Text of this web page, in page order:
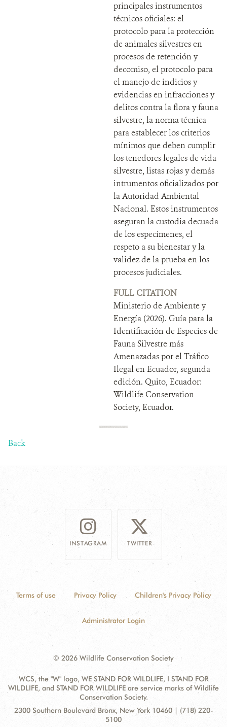
principales instrumentos
técnicos oficiales: el
protocolo para la protección
de animales silvestres en
procesos de retención y
decomiso, el protocolo para
el manejo de indicios y
evidencias en infracciones y
delitos contra la flora y fauna
silvestre, la norma técnica
para establecer los criterios
mínimos que deben cumplir
los tenedores legales de vida
silvestre, listas rojas y demás
intrumentos oficializados por
la Autoridad Ambiental
Nacional. Estos instrumentos
aseguran la custodia decuada
de los especímenes, el
respeto a su bienestar y la
validez de la prueba en los
procesos judiciales.
FULL CITATION
Ministerio de Ambiente y
Energía (2026). Guía para la
Identificación de Especies de
Fauna Silvestre más
Amenazadas por el Tráfico
Ilegal en Ecuador, segunda
edición. Quito, Ecuador:
Wildlife Conservation
Society, Ecuador.
Back
INSTAGRAM TWITTER
Terms of use Privacy Policy Children's Privacy Policy
Administrator Login
© 2026 Wildlife Conservation Society
WCS, the "W" logo, WE STAND FOR WILDLIFE, I STAND FOR
WILDLIFE, and STAND FOR WILDLIFE are service marks of Wildlife
Conservation Society.
Contact
Address:
2300 Southern Boulevard Bronx, New York 10460 | (718) 220-
5100